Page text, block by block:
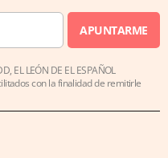
APUNTARME
EL LEÓN DE EL ESPAÑOL
con la finalidad de remitirle